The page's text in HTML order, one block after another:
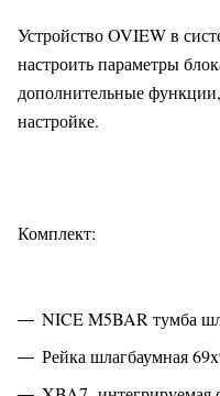
Устройство OVIEW в
настроить параметры
дополнительные
настройке.
Комплект:
NICE M5BAR тумба
Рейка шлагбаумная